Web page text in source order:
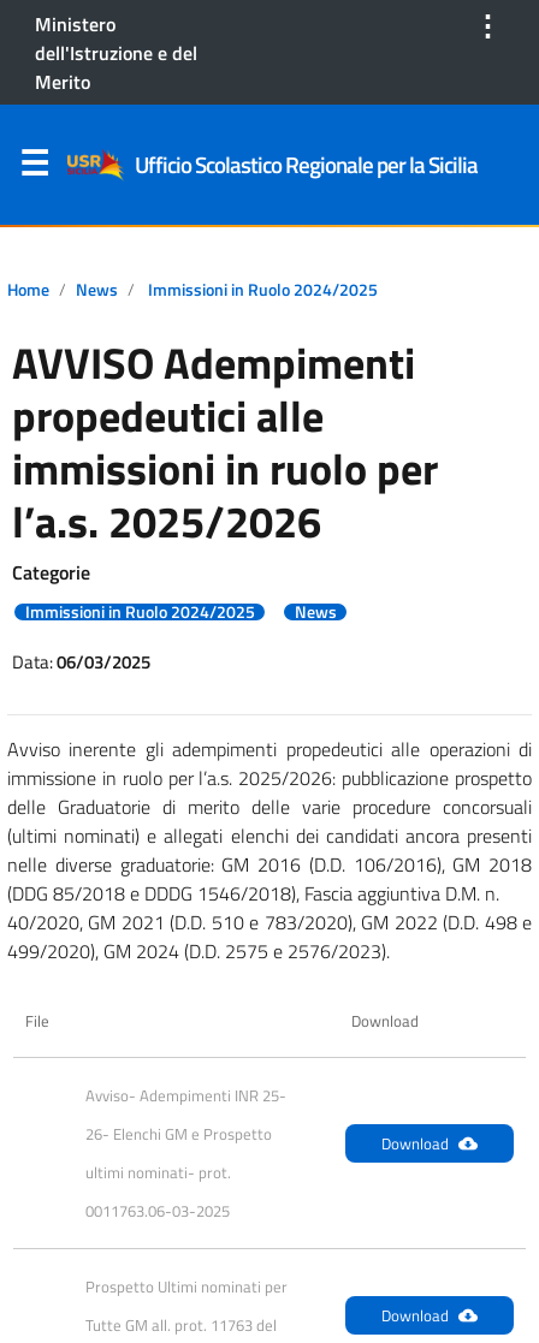
Ministero
dell'Istruzione e del
Merito
⋮
Ufficio Scolastico Regionale per la Sicilia
Home News Immissioni in Ruolo 2024/2025
AVVISO Adempimenti
propedeutici alle
immissioni in ruolo per
l’a.s. 2025/2026
Categorie
Immissioni in Ruolo 2024/2025 News
Data:06/03/2025
Avviso inerente gli adempimenti propedeutici alle operazioni di
immissione in ruolo per l’a.s. 2025/2026: pubblicazione prospetto
delle Graduatorie di merito delle varie procedure concorsuali
(ultimi nominati) e allegati elenchi dei candidati ancora presenti
nelle diverse graduatorie: GM 2016 (D.D. 106/2016), GM 2018
(DDG 85/2018 e DDDG 1546/2018), Fascia aggiuntiva D.M. n.
40/2020, GM 2021 (D.D. 510 e 783/2020), GM 2022 (D.D. 498 e
499/2020), GM 2024 (D.D. 2575 e 2576/2023).
File Download
Avviso- Adempimenti INR 25-
26- Elenchi GM e Prospetto
ultimi nominati- prot.
0011763.06-03-2025
Download
Prospetto Ultimi nominati per
Tutte GM all. prot. 11763 del
Download